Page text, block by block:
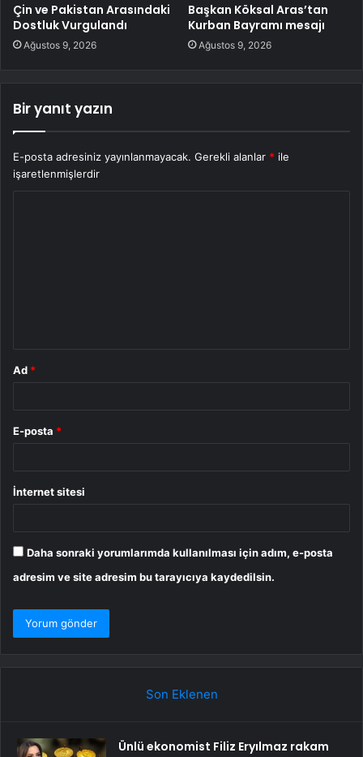
Çin ve Pakistan Arasındaki
Dostluk Vurgulandı
Ağustos 9, 2026
Başkan Köksal Aras’tan
Kurban Bayramı mesajı
Ağustos 9, 2026
Bir yanıt yazın
E-posta adresiniz yayınlanmayacak. Gerekli alanlar * ile
işaretlenmişlerdir
Ad *
E-posta *
İnternet sitesi
Daha sonraki yorumlarımda kullanılması için adım, e-posta
adresim ve site adresim bu tarayıcıya kaydedilsin.
Son Eklenen
Ünlü ekonomist Filiz Eryılmaz rakam